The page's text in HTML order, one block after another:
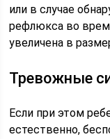
или в случае
рефлюкса во
увеличена в
Тревожные
Если при этом
естественно,